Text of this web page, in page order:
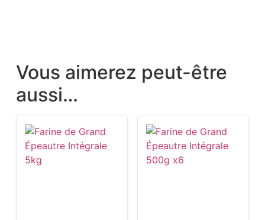
Vous aimerez peut-être
aussi…